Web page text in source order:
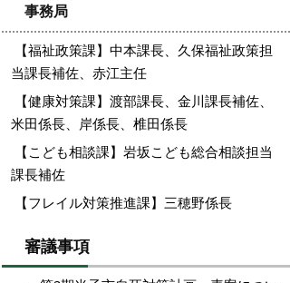
事務局
【福祉政策課】中本課長、久保福祉政策担
当課長補佐、赤江主任
【健康対策課】渡部課長、金川課長補佐、
米田係長、岸係長、椎田係長
【こども相談課】岩坂こども総合相談担当
課長補佐
【フレイル対策推進課】三穂野係長
審議事項